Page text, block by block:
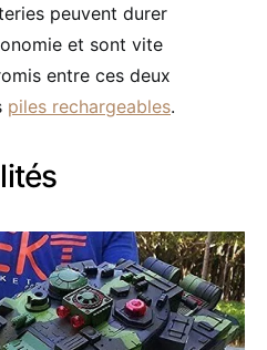
peuvent durer
et sont vite
entre ces deux
piles rechargeables.